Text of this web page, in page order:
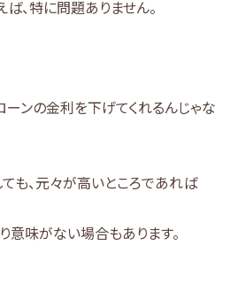
、特に問題ありません。
ンの金利を下げてくれるんじゃな
も、元々が高いところであれば
意味がない場合もあります。